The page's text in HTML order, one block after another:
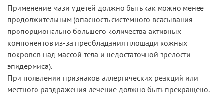
Применение мази у детей должно быть как можно менее
продолжительным (опасность системного всасывания
пропорционально большего количества активных
компонентов из-за преобладания площади кожных
покровов над массой тела и недостаточной зрелости
эпидермиса).
При появлении признаков аллергических реакций или
местного раздражения лечение должно быть прекращено.